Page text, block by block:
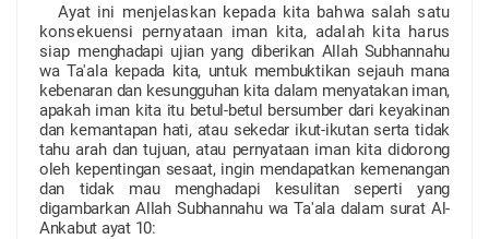
Ayat ini menjelaskan kepada kita bahwa salah satu
konsekuensi pernyataan iman kita, adalah kita harus
siap menghadapi ujian yang diberikan Allah Subhannahu
wa Ta'ala kepada kita, untuk membuktikan sejauh mana
kebenaran dan kesungguhan kita dalam menyatakan iman,
apakah iman kita itu betul-betul bersumber dari keyakinan
dan kemantapan hati, atau sekedar ikut-ikutan serta tidak
tahu arah dan tujuan, atau pernyataan iman kita didorong
oleh kepentingan sesaat, ingin mendapatkan kemenangan
dan tidak mau menghadapi kesulitan seperti yang
digambarkan Allah Subhannahu wa Ta'ala dalam surat Al-
Ankabut ayat 10: